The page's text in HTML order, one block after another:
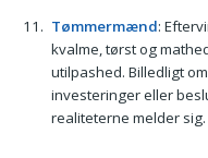
Tømmermænd:
kvalme, tørst og
utilpashed. Billedligt
investeringer eller
realiteterne melder sig.